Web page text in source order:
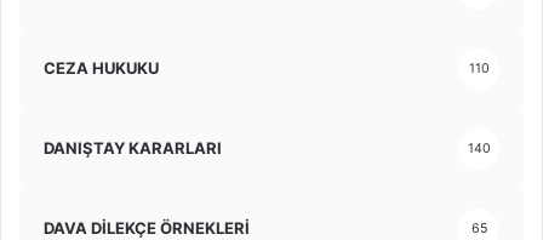
CEZA HUKUKU 110
DANIŞTAY KARARLARI 140
DAVA DİLEKÇE ÖRNEKLERİ 65